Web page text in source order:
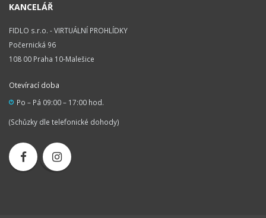
KANCELÁŘ
FIDLO s.r.o. - VIRTUÁLNÍ PROHLÍDKY
Počernická 96
108 00 Praha 10-Malešice
Otevírací doba
Po – Pá 09:00 – 17:00 hod.
(Schůzky dle telefonické dohody)